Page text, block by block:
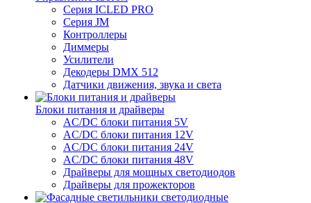
Серия ICLED PRO
Серия JM
Контроллеры
Диммеры
Усилители
Декодеры DMX 512
Датчики движения, звука и света
Блоки питания и драйверы
AC/DC блоки питания 5V
AC/DC блоки питания 12V
AC/DC блоки питания 24V
AC/DC блоки питания 48V
Драйверы для мощных светодиодов
Драйверы для прожекторов